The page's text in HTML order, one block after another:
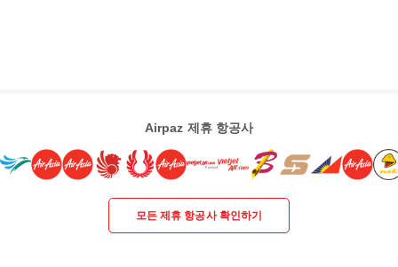
Airpaz 제휴 항공사
모든 제휴 항공사 확인하기